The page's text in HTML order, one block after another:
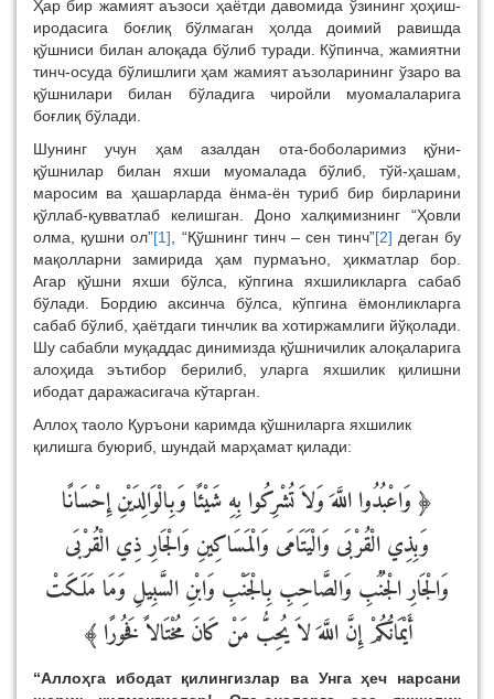
Ҳар бир жамият аъзоси ҳаётди давомида ўзининг ҳоҳиш-
иродасига боғлиқ бўлмаган ҳолда доимий равишда
қўшниси билан алоқада бўлиб туради. Кўпинча, жамиятни
тинч-осуда бўлишлиги ҳам жамият аъзоларининг ўзаро ва
қўшнилари билан бўладига чиройли муомалаларига
боғлиқ бўлади.
Шунинг учун ҳам азалдан ота-боболаримиз қўни-
қўшнилар билан яхши муомалада бўлиб, тўй-ҳашам,
маросим ва ҳашарларда ёнма-ён туриб бир бирларини
қўллаб-қувватлаб келишган. Доно халқимизнинг “Ҳовли
олма, қушни ол”[1], “Қўшнинг тинч – сен тинч”[2] деган бу
мақолларни замирида ҳам пурмаъно, ҳикматлар бор.
Агар қўшни яхши бўлса, кўпгина яхшиликларга сабаб
бўлади. Бордию аксинча бўлса, кўпгина ёмонликларга
сабаб бўлиб, ҳаётдаги тинчлик ва хотиржамлиги йўқолади.
Шу сабабли муқаддас динимизда қўшничилик алоқаларига
алоҳида эътибор берилиб, уларга яхшилик қилишни
ибодат даражасигача кўтарган.
Аллоҳ таоло Қуръони каримда қўшниларга яхшилик
қилишга буюриб, шундай марҳамат қилади:
﴿ وَاعْبُدُوا اللَّهَ وَلاَ تُشْرِكُوا بِهِ شَيْئًا وَبِالْوَالِدَيْنِ إِحْسَانًا
وَبِذِي الْقُرْبَى وَالْيَتَامَى وَالْمَسَاكِينِ وَالْجَارِ ذِي الْقُرْبَى
وَالْجَارِ الْجُنُبِ وَالصَّاحِبِ بِالْجَنْبِ وَابْنِ السَّبِيلِ وَمَا مَلَكَتْ
أَيْمَانُكُمْ إِنَّ اللَّهَ لاَ يُحِبُّ مَنْ كَانَ مُخْتَالاً فَخُورًا ﴾
“Аллоҳга ибодат қилингизлар ва Унга ҳеч нарсани